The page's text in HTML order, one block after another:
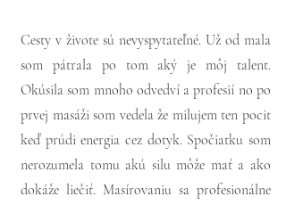
Cesty v živote sú nevyspytateľné. Už od mala
som pátrala po tom aký je môj talent.
Okúsila som mnoho odvedví a profesií no po
prvej masáži som vedela že milujem ten pocit
keď prúdi energia cez dotyk. Spočiatku som
nerozumela tomu akú silu môže mať a ako
dokáže liečiť. Masírovaniu sa profesionálne